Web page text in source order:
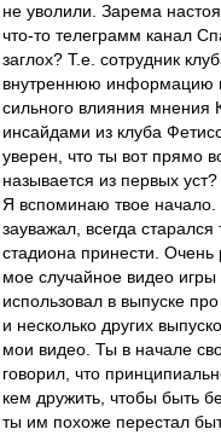
не уволили. Зарема
что-то телеграмм канал
заглох? Т.е. сотрудник
внутреннюю информацию
сильного влияния мнения
инсайдами из клуба
уверен, что ты вот прямо
называется из первых уст?
Я вспоминаю твое начало.
зауважал, всегда
стадиона принести. Очень
мое случайное видео
использовал в выпуске
и несколько других
мои видео. Ты в начале
говорил, что
кем дружить, чтобы быть
ты им похоже перестал